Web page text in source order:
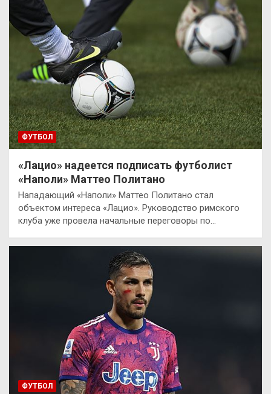
ФУТБОЛ
«Лацио» надеется подписать футболист
«Наполи» Маттео Политано
Нападающий «Наполи» Маттео Политано стал
объектом интереса «Лацио». Руководство римского
клуба уже провела начальные переговоры по…
ФУТБОЛ